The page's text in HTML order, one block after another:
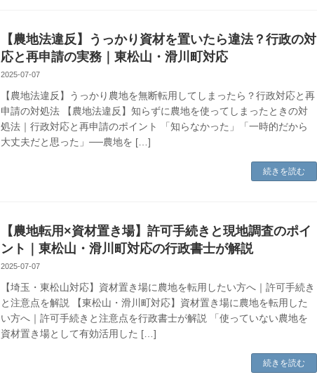
【農地法違反】うっかり資材を置いたら違法？行政の対
応と再申請の実務｜東松山・滑川町対応
2025-07-07
【農地法違反】うっかり農地を無断転用してしまったら？行政対応と再
申請の対処法 【農地法違反】知らずに農地を使ってしまったときの対
処法｜行政対応と再申請のポイント 「知らなかった」「一時的だから
大丈夫だと思った」──農地を […]
続きを読む
【農地転用×資材置き場】許可手続きと現地調査のポイ
ント｜東松山・滑川町対応の行政書士が解説
2025-07-07
【埼玉・東松山対応】資材置き場に農地を転用したい方へ｜許可手続き
と注意点を解説 【東松山・滑川町対応】資材置き場に農地を転用した
い方へ｜許可手続きと注意点を行政書士が解説 「使っていない農地を
資材置き場として有効活用した […]
続きを読む